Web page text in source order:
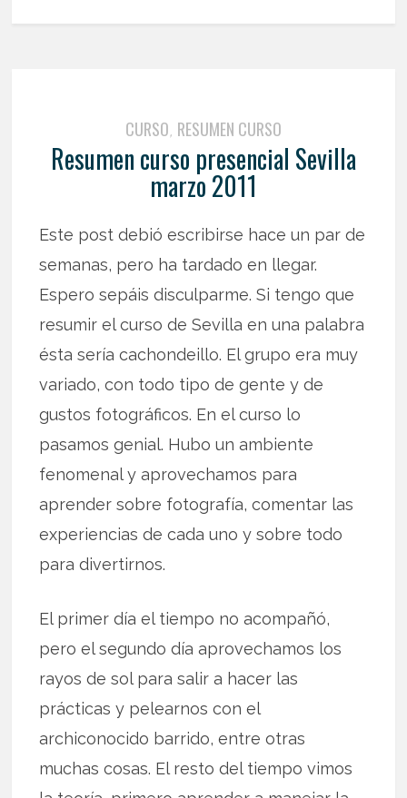
CURSO, RESUMEN CURSO
Resumen curso presencial Sevilla
marzo 2011
Este post debió escribirse hace un par de
semanas, pero ha tardado en llegar.
Espero sepáis disculparme. Si tengo que
resumir el curso de Sevilla en una palabra
ésta sería cachondeillo. El grupo era muy
variado, con todo tipo de gente y de
gustos fotográficos. En el curso lo
pasamos genial. Hubo un ambiente
fenomenal y aprovechamos para
aprender sobre fotografía, comentar las
experiencias de cada uno y sobre todo
para divertirnos.
El primer día el tiempo no acompañó,
pero el segundo día aprovechamos los
rayos de sol para salir a hacer las
prácticas y pelearnos con el
archiconocido barrido, entre otras
muchas cosas. El resto del tiempo vimos